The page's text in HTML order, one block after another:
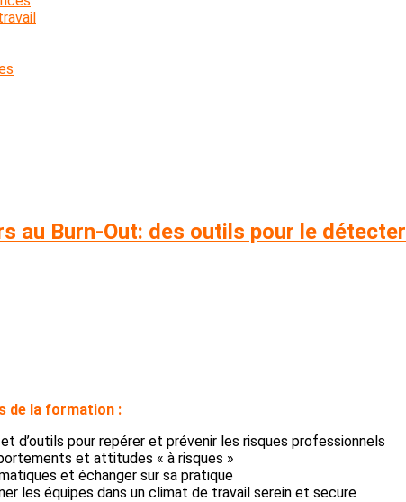
au Burn-Out: des outils pour le détecter
de la formation :
d’outils pour repérer et prévenir les risques professionnels
et attitudes « à risques »
et échanger sur sa pratique
les équipes dans un climat de travail serein et secure